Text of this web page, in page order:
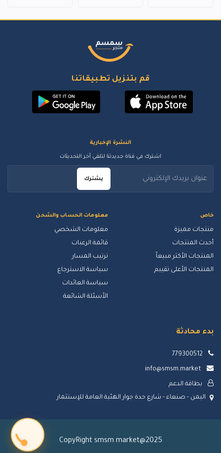
قم بتنزيل تطبيقاتنا
خاص
منتجات مميزة
أحدث المنتجات
المنتجات الأكثر مبيعاً
المنتجات الأعلى تقييم
معلومات الحساب والشحن
معلومات الشخصي
قائمة الرغبات
ترتيب المسار
سياسة الاسترجاع
سياسة العائدات
الأسئلة الشائعة
النشرة الإخبارية
اشترك في قناة جديدتنا لتلقي آخر التحديثات
يشترك
بدء محادثة
779300512
info@smsm.market
بطاقة الدعم
اليمن - صنعاء - شارع حدة جوار الهئية العامة للإستثمار
CopyRight smsm market@2025